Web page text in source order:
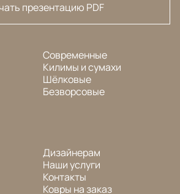
презентацию PDF
Современные
Килимы и сумахи
Шёлковые
Безворсовые
Дизайнерам
Наши услуги
Контакты
Ковры на заказ